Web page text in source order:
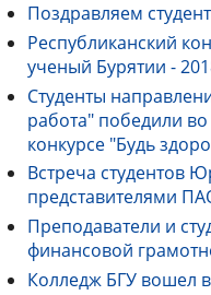
Поздравляем
Республиканский
ученый Бурятии -
Студенты
работа" победили
конкурсе "Будь
Встреча студентов
представителями
Преподаватели и
финансовой
Колледж БГУ вошел